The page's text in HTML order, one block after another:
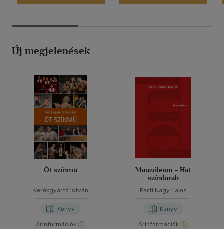
Új megjelenések
Öt színmű
Kerékgyártó István
Könyv
Árinformációk
Mauzóleum - Hat
színdarab
Parti Nagy Lajos
Könyv
Árinformációk